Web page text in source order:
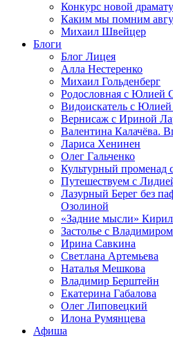
Конкурс новой
Каким мы помним
Михаил Швейцер
Блоги
Блог Лицея
Алла Нестеренко
Михаил Гольденберг
Родословная с Юлией
Видоискатель с
Вернисаж с Ириной
Валентина Калачёва.
Лариса Хенинен
Олег Гальченко
Культурный променад
Путешествуем с
Лазурный Берег без
Озолиной
«Задние мысли»
Застолье с
Ирина Савкина
Светлана Артемьева
Наталья Мешкова
Владимир Берштейн
Екатерина Габалова
Олег Липовецкий
Илона Румянцева
Афиша